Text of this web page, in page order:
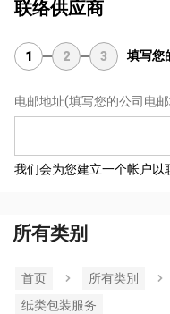
联络供应商
1 2 3 填写您
电邮地址(填写您的公司电
我们会为您建立一个帐户以
所有类别
首页 所有类別
纸类包装服务